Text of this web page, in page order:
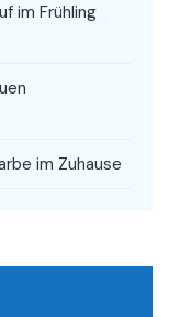
im Frühling
im Zuhause